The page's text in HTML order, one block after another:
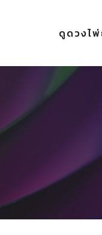
ดูดวงไ